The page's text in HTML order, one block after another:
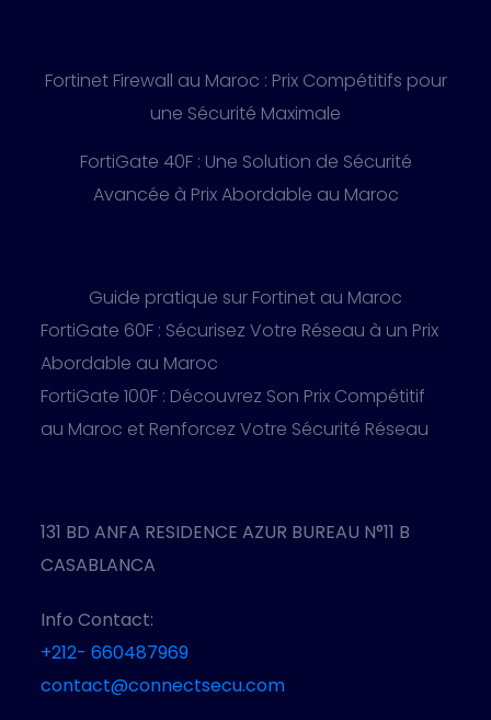
Fortinet Firewall au Maroc : Prix Compétitifs pour
une Sécurité Maximale
FortiGate 40F : Une Solution de Sécurité
Avancée à Prix Abordable au Maroc
Guide pratique sur Fortinet au Maroc
FortiGate 60F : Sécurisez Votre Réseau à un Prix
Abordable au Maroc
FortiGate 100F : Découvrez Son Prix Compétitif
au Maroc et Renforcez Votre Sécurité Réseau
131 BD ANFA RESIDENCE AZUR BUREAU N°11 B
CASABLANCA
Info Contact:
+212- 660487969
contact@connectsecu.com